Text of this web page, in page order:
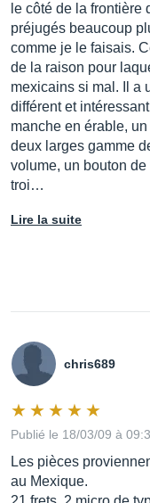
le côté de la frontière
préjugés beaucoup
comme je le faisais.
de la raison pour
mexicains si mal. Il a
différent et
manche en érable,
deux larges gamme
volume, un bouton
troi…
Lire la suite
chris689
Publié le 18/03/09 à
Les pièces
au Mexique.